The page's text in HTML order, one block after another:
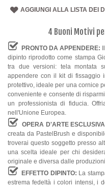
AGGIUNGI ALLA LISTA DEI
4 Buoni Motivi
PRONTO DA APPENDERE:
dipinto riprodotto come stampa
tra due versioni: tela montata
appendere con il kit di fissaggio
protettivo, ideale per una cornice
conveniente e consente di
un professionista di fiducia.
nell'Unione Europea.
OPERA D'ARTE
creata da PastelBrush e
troverai questo soggetto presso
una scelta ideale per chi
originale e diversa dalle
EFFETTO DIPINTO: La
estrema fedeltà i colori intensi, i